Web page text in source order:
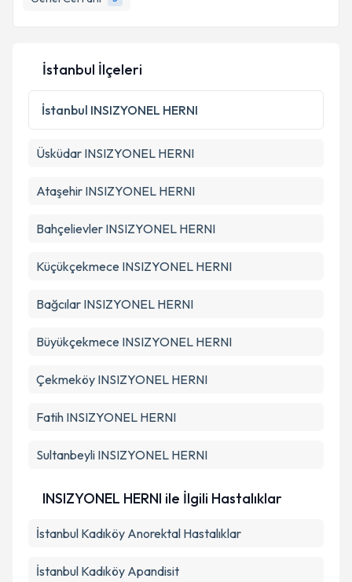
E-posta Adresiniz
Kişisel verilerimin işlenmesine ilişkin
Metni'ni okudum ve kişisel verilerimin belirtilen
Takvim Talebini Gönder
İstanbul İlçeleri
İstanbul INSIZYONEL HERNI
Üsküdar INSIZYONEL HERNI
Ataşehir INSIZYONEL HERNI
Bahçelievler INSIZYONEL HERNI
Küçükçekmece INSIZYONEL HERNI
Bağcılar INSIZYONEL HERNI
Büyükçekmece INSIZYONEL HERNI
Çekmeköy INSIZYONEL HERNI
Fatih INSIZYONEL HERNI
Sultanbeyli INSIZYONEL HERNI
INSIZYONEL HERNI ile İlgili Hastalıklar
İstanbul Kadıköy Anorektal Hastalıklar
İstanbul Kadıköy Apandisit